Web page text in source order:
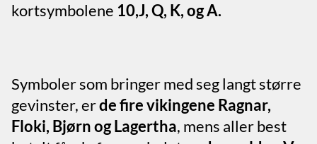
kortsymbolene 10,J, Q, K, og A.
Symboler som bringer med seg langt større
gevinster, erde fire vikingene Ragnar,
Floki, Bjørn og Lagertha, mens aller best